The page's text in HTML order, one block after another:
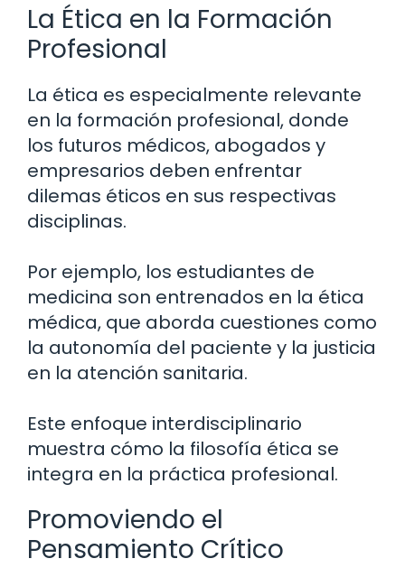
La Ética en la Formación
Profesional
La ética es especialmente relevante
en la formación profesional, donde
los futuros médicos, abogados y
empresarios deben enfrentar
dilemas éticos en sus respectivas
disciplinas.
Por ejemplo, los estudiantes de
medicina son entrenados en la ética
médica, que aborda cuestiones como
la autonomía del paciente y la justicia
en la atención sanitaria.
Este enfoque interdisciplinario
muestra cómo la filosofía ética se
integra en la práctica profesional.
Promoviendo el
Pensamiento Crítico